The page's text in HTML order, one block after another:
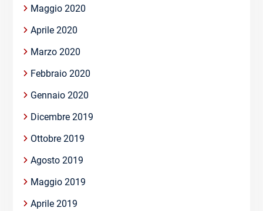
Maggio 2020
Aprile 2020
Marzo 2020
Febbraio 2020
Gennaio 2020
Dicembre 2019
Ottobre 2019
Agosto 2019
Maggio 2019
Aprile 2019